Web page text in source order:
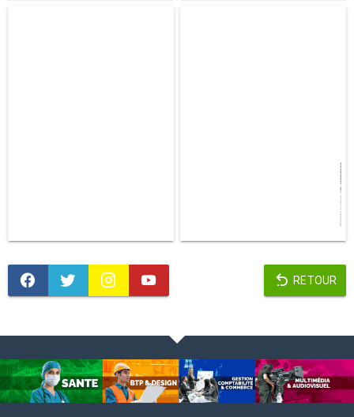
RETOUR